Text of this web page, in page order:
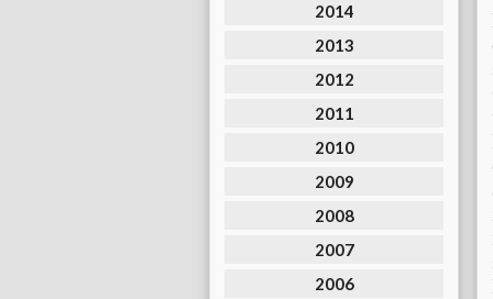
2014
2013
2012
2011
2010
2009
2008
2007
2006